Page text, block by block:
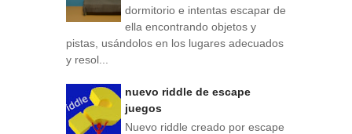
dormitorio e intentas escapar de
ella encontrando objetos y
pistas, usándolos en los lugares adecuados
y resol...
nuevo riddle de escape
juegos
Nuevo riddle creado por escape